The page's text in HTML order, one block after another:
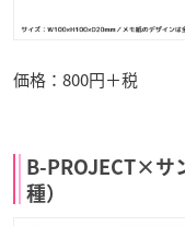
価格：800円＋税
B-PROJECT×サ
種）